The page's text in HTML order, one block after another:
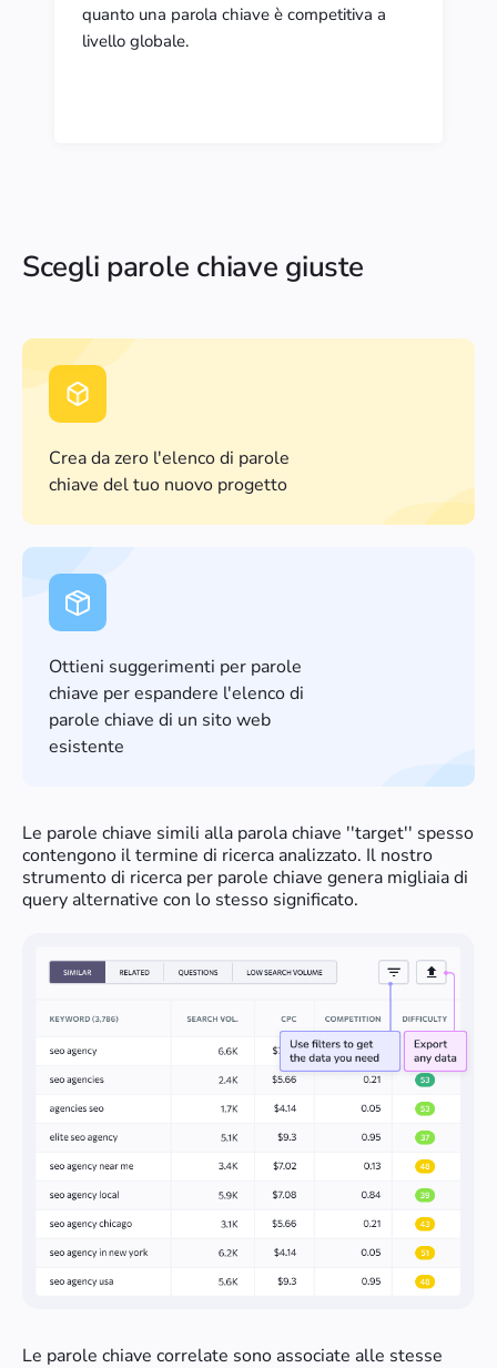
quanto una parola chiave è competitiva a
livello globale.
Scegli parole chiave giuste
Crea da zero l'elenco di parole
chiave del tuo nuovo progetto
Ottieni suggerimenti per parole
chiave per espandere l'elenco di
parole chiave di un sito web
esistente
Le parole chiave simili alla parola chiave ''target'' spesso
contengono il termine di ricerca analizzato. Il nostro
strumento di ricerca per parole chiave genera migliaia di
query alternative con lo stesso significato.
Le parole chiave correlate sono associate alle stesse